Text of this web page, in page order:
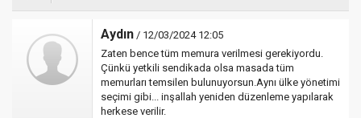
Aydın / 12/03/2024 12:05
Zaten bence tüm memura verilmesi gerekiyordu.
Çünkü yetkili sendikada olsa masada tüm
memurları temsilen bulunuyorsun.Aynı ülke yönetimi
seçimi gibi... inşallah yeniden düzenleme yapılarak
herkese verilir.